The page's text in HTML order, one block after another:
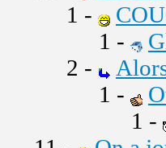
1 -
1 -
2 -
1 -
1 -